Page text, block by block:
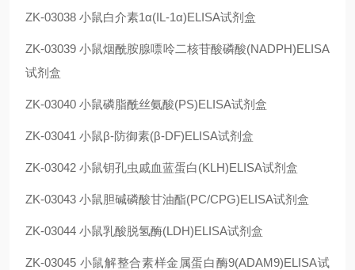
ZK-03038 小鼠白介素1α(IL-1α)ELISA试剂盒
ZK-03039 小鼠烟酰胺腺嘌呤二核苷酸磷酸(NADPH)ELISA
试剂盒
ZK-03040 小鼠磷脂酰丝氨酸(PS)ELISA试剂盒
ZK-03041 小鼠β-防御素(β-DF)ELISA试剂盒
ZK-03042 小鼠钥孔虫戚血蓝蛋白(KLH)ELISA试剂盒
ZK-03043 小鼠胆碱磷酸甘油酯(PC/CPG)ELISA试剂盒
ZK-03044 小鼠乳酸脱氢酶(LDH)ELISA试剂盒
ZK-03045 小鼠解整合素样金属蛋白酶9(ADAM9)ELISA试